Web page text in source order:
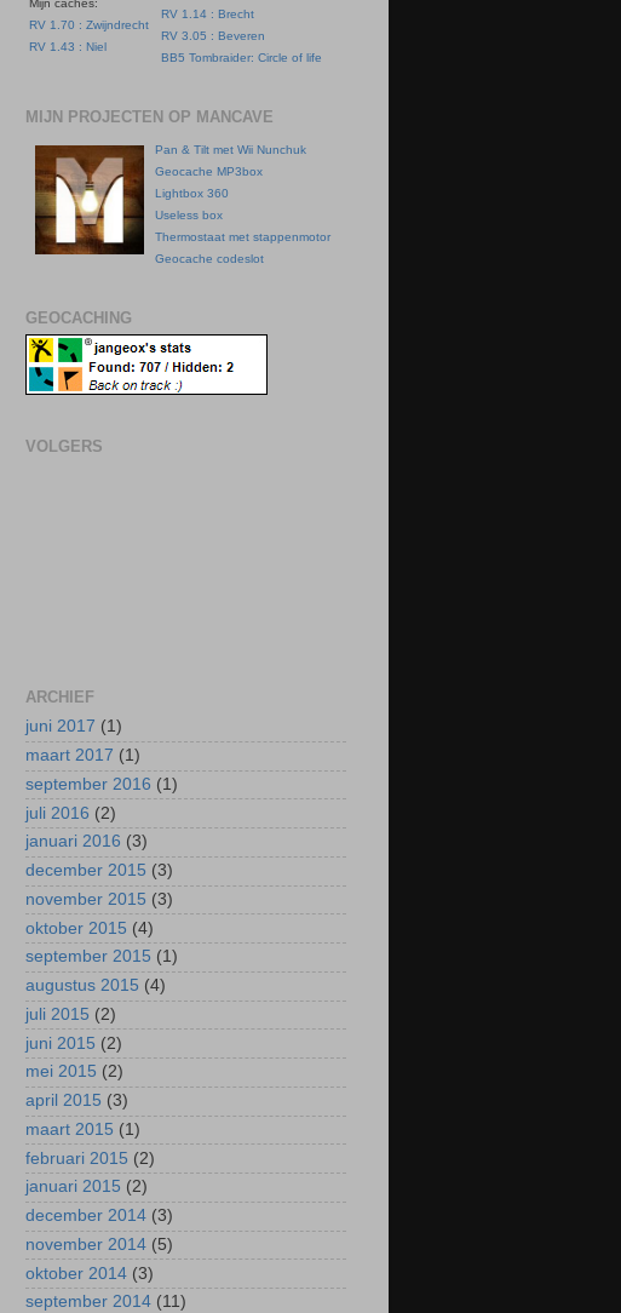
Mijn caches:
RV 1.70 : Zwijndrecht
RV 1.43 : Niel
RV 1.14 : Brecht
RV 3.05 : Beveren
BB5 Tombraider: Circle of life
MIJN PROJECTEN OP MANCAVE
Pan & Tilt met Wii Nunchuk
Geocache MP3box
Lightbox 360
Useless box
Thermostaat met stappenmotor
Geocache codeslot
GEOCACHING
VOLGERS
ARCHIEF
juni 2017 (1)
maart 2017 (1)
september 2016 (1)
juli 2016 (2)
januari 2016 (3)
december 2015 (3)
november 2015 (3)
oktober 2015 (4)
september 2015 (1)
augustus 2015 (4)
juli 2015 (2)
juni 2015 (2)
mei 2015 (2)
april 2015 (3)
maart 2015 (1)
februari 2015 (2)
januari 2015 (2)
december 2014 (3)
november 2014 (5)
oktober 2014 (3)
september 2014 (11)